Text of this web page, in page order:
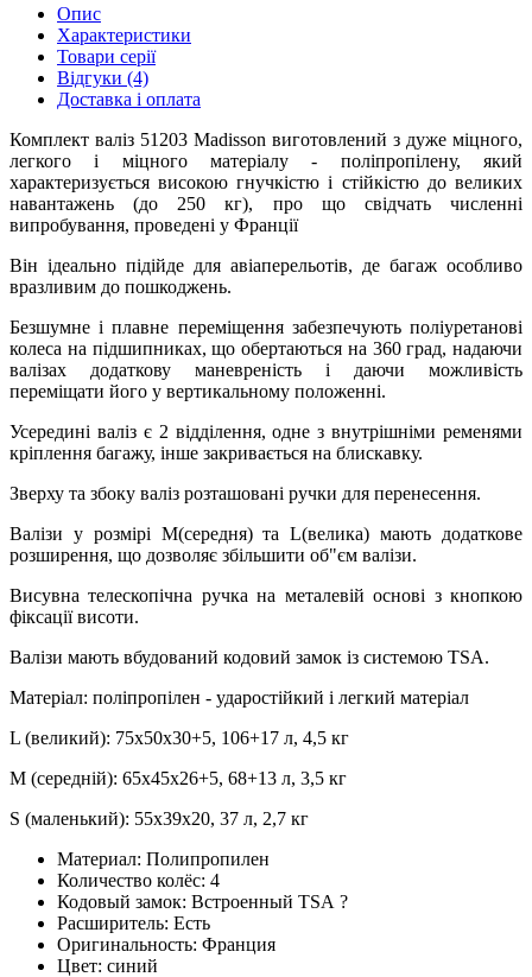
Опис
Характеристики
Товари серії
Відгуки (4)
Доставка і оплата
Комплект валіз 51203 Madisson виготовлений з дуже міцного,
легкого і міцного матеріалу - поліпропілену, який
характеризується високою гнучкістю і стійкістю до великих
навантажень (до 250 кг), про що свідчать численні
випробування, проведені у Франції
Він ідеально підійде для авіаперельотів, де багаж особливо
вразливим до пошкоджень.
Безшумне і плавне переміщення забезпечують поліуретанові
колеса на підшипниках, що обертаються на 360 град, надаючи
валізах додаткову маневреність і даючи можливість
переміщати його у вертикальному положенні.
Усередині валіз є 2 відділення, одне з внутрішніми ременями
кріплення багажу, інше закривається на блискавку.
Зверху та збоку валіз розташовані ручки для перенесення.
Валізи у розмірі М(середня) та L(велика) мають додаткове
розширення, що дозволяє збільшити об"єм валізи.
Висувна телескопічна ручка на металевій основі з кнопкою
фіксації висоти.
Валізи мають вбудований кодовий замок із системою TSA.
Матеріал: поліпропілен - ударостійкий і легкий матеріал
L (великий): 75х50х30+5, 106+17 л, 4,5 кг
M (середній): 65х45х26+5, 68+13 л, 3,5 кг
S (маленький): 55х39х20, 37 л, 2,7 кг
Материал: Полипропилен
Количество колёс: 4
Кодовый замок: Встроенный TSA ?
Расширитель: Есть
Оригинальность: Франция
Цвет: синий